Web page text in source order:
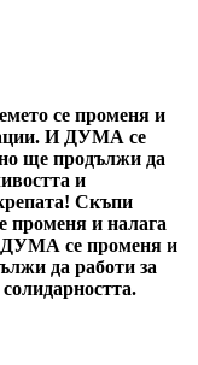
се променя и
И ДУМА се
ще продължи да
и
Скъпи
променя и налага
ДУМА се променя и
да работи за